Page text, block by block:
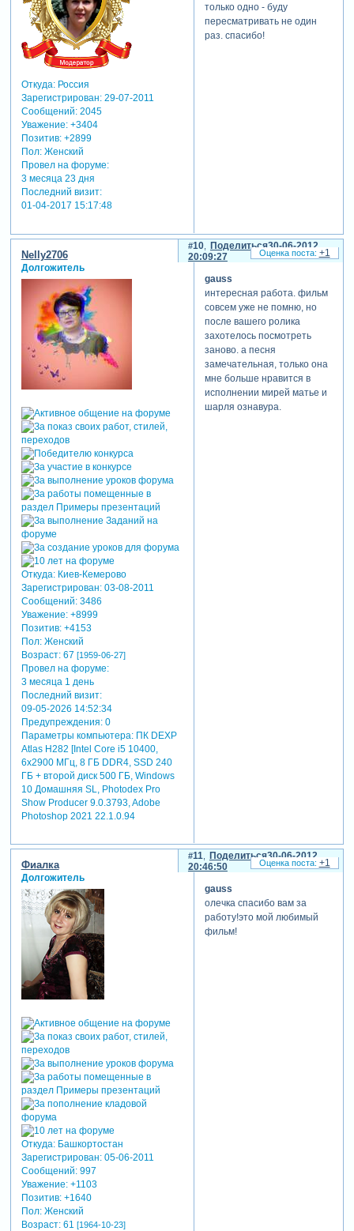
Откуда:Россия
Зарегистрирован: 29-07-2011
Сообщений:2045
Уважение: +3404
Позитив: +2899
Пол:Женский
Провел на форуме:
3 месяца 23 дня
Последний визит:
01-04-2017 15:17:48
только одно - буду
пересматривать не один
раз. спасибо!
Поделиться
10
30-06-2012
20:09:27
Nelly2706
Долгожитель
Откуда:Киев-Кемерово
Зарегистрирован: 03-08-2011
Сообщений:3486
Уважение: +8999
Позитив: +4153
Пол:Женский
Возраст:67 [1959-06-27]
Провел на форуме:
3 месяца 1 день
Последний визит:
09-05-2026 14:52:34
Предупреждения:0
Параметры компьютера:ПК DEXP
Atlas H282 [Intel Core i5 10400,
6x2900 МГц, 8 ГБ DDR4, SSD 240
ГБ + второй диск 500 ГБ, Windows
10 Домашняя SL, Photodex Pro
Show Producer 9.0.3793, Adobe
Photoshop 2021 22.1.0.94
gauss
интересная работа. фильм
совсем уже не помню, но
после вашего ролика
захотелось посмотреть
заново. а песня
замечательная, только она
мне больше нравится в
исполнении мирей матье и
шарля ознавура.
+1
Поделиться
11
30-06-2012
20:46:50
Фиалка
Долгожитель
Откуда:Башкортостан
Зарегистрирован: 05-06-2011
Сообщений:997
Уважение: +1103
Позитив: +1640
Пол:Женский
Возраст:61 [1964-10-23]
gauss
олечка спасибо вам за
работу!это мой любимый
фильм!
+1